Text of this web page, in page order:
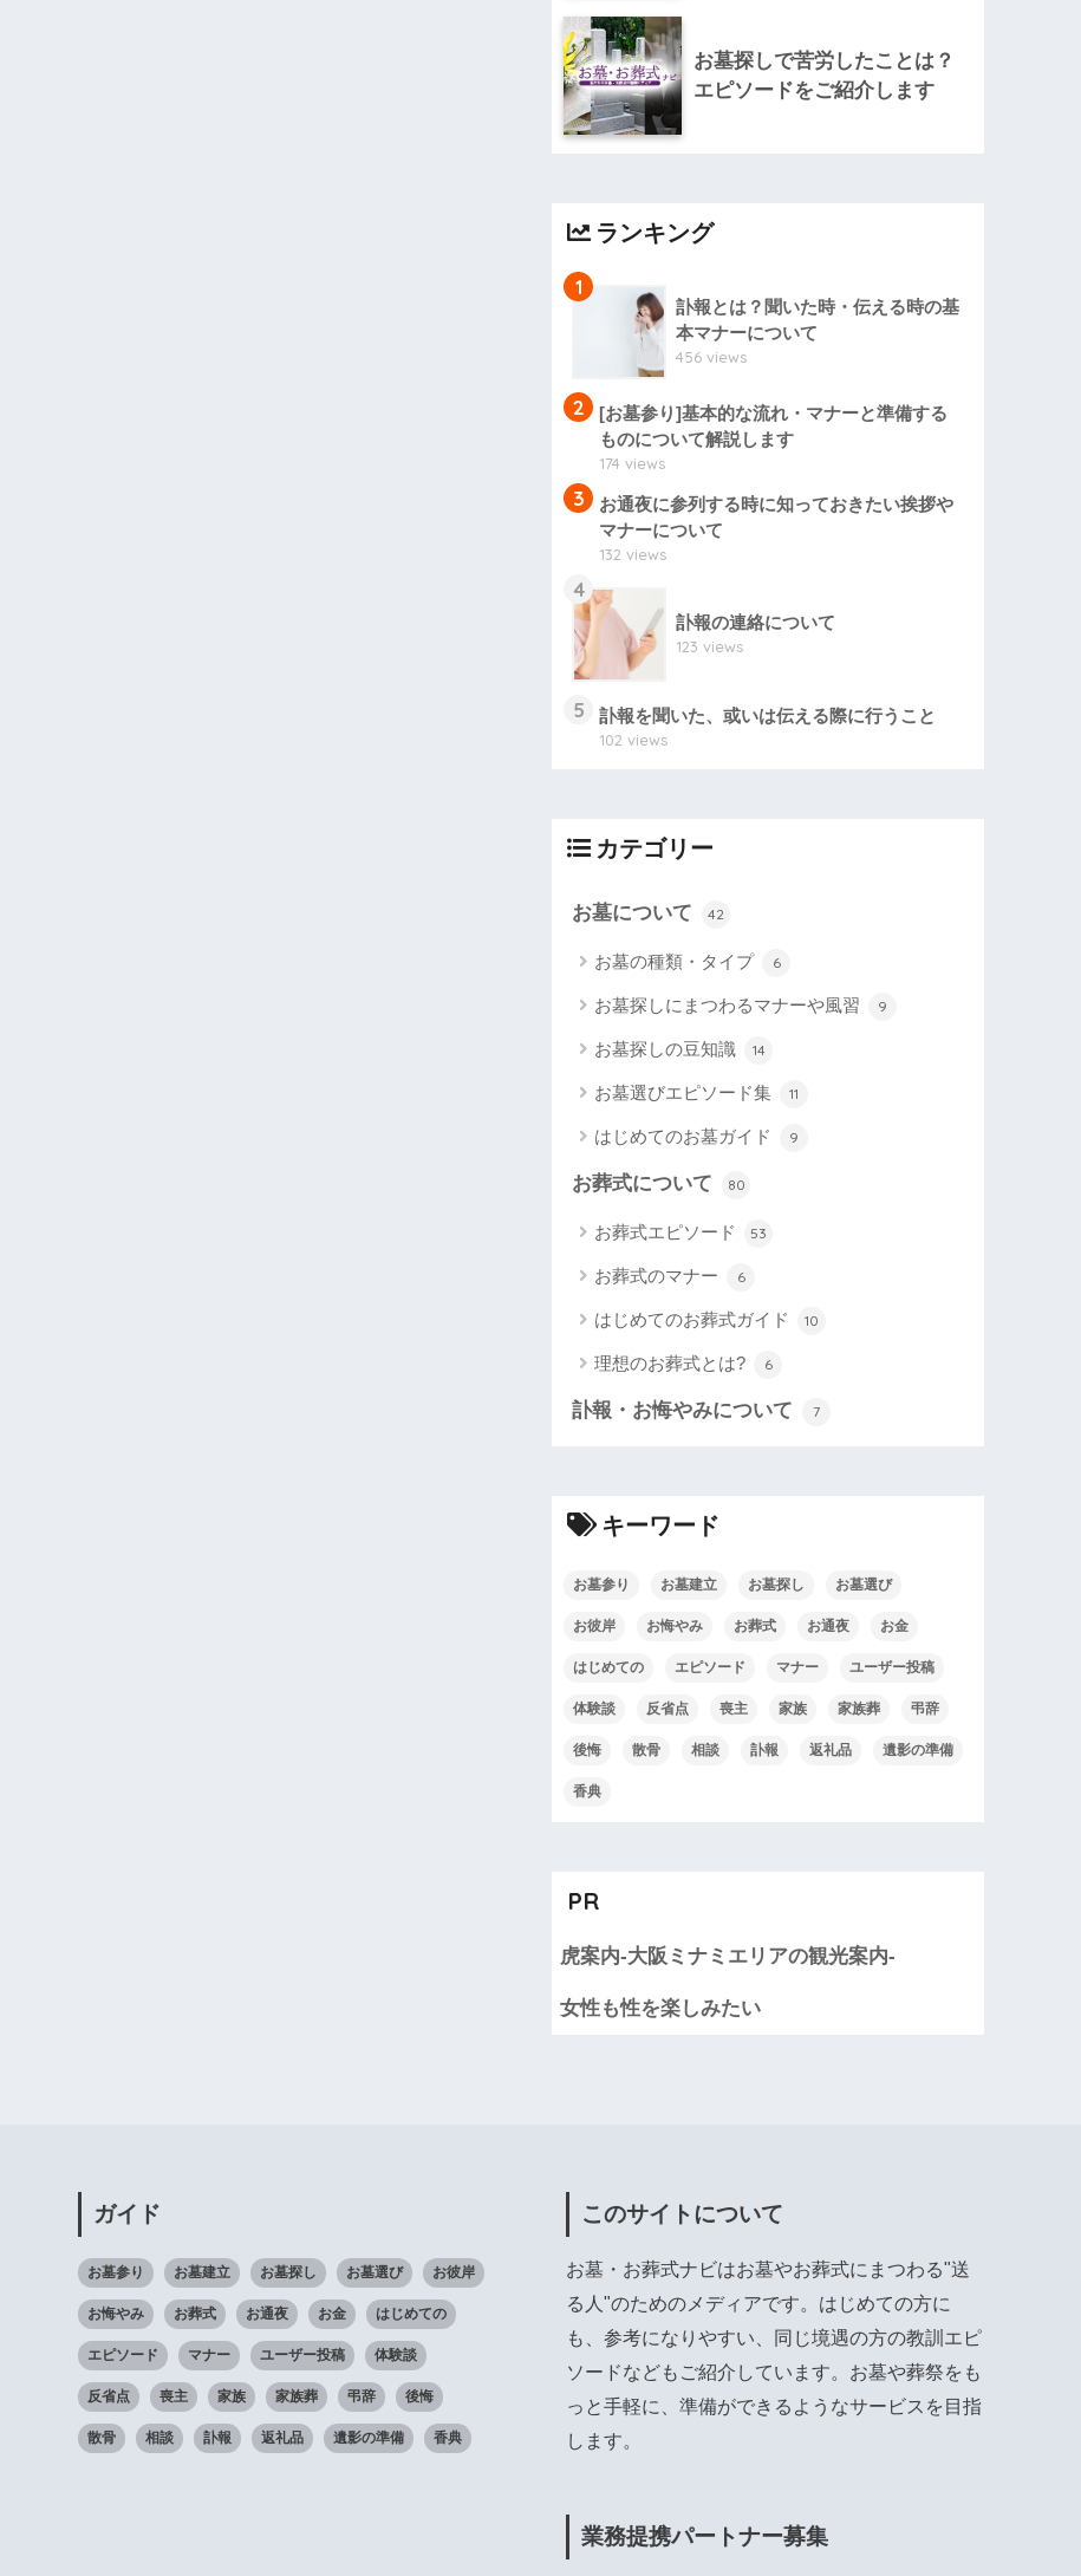
お墓探しで苦労したことは？
エピソードをご紹介します
ランキング
1
訃報とは？聞いた時・伝える時の基
本マナーについて
456 views
2
[お墓参り]基本的な流れ・マナーと準備する
ものについて解説します
174 views
3
お通夜に参列する時に知っておきたい挨拶や
マナーについて
132 views
4
訃報の連絡について
123 views
5 訃報を聞いた、或いは伝える際に行うこと
102 views
カテゴリー
お墓について 42
お墓の種類・タイプ 6
お墓探しにまつわるマナーや風習 9
お墓探しの豆知識 14
お墓選びエピソード集 11
はじめてのお墓ガイド 9
お葬式について 80
お葬式エピソード 53
お葬式のマナー 6
はじめてのお葬式ガイド 10
理想のお葬式とは? 6
訃報・お悔やみについて 7
キーワード
お墓参り お墓建立 お墓探し お墓選び
お彼岸 お悔やみ お葬式 お通夜 お金
はじめての エピソード マナー ユーザー投稿
体験談 反省点 喪主 家族 家族葬 弔辞
後悔 散骨 相談 訃報 返礼品 遺影の準備
香典
PR
虎案内-大阪ミナミエリアの観光案内-
女性も性を楽しみたい
ガイド
お墓参り お墓建立 お墓探し お墓選び お彼岸
お悔やみ お葬式 お通夜 お金 はじめての
エピソード マナー ユーザー投稿 体験談
反省点 喪主 家族 家族葬 弔辞 後悔
散骨 相談 訃報 返礼品 遺影の準備 香典
このサイトについて
お墓・お葬式ナビはお墓やお葬式にまつわる"送
る人"のためのメディアです。はじめての方に
も、参考になりやすい、同じ境遇の方の教訓エピ
ソードなどもご紹介しています。お墓や葬祭をも
っと手軽に、準備ができるようなサービスを目指
します。
業務提携パートナー募集